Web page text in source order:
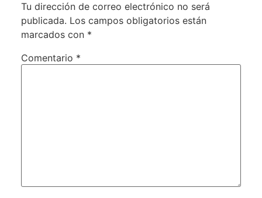
Tu dirección de correo electrónico no será
publicada. Los campos obligatorios están
marcados con *
Comentario *